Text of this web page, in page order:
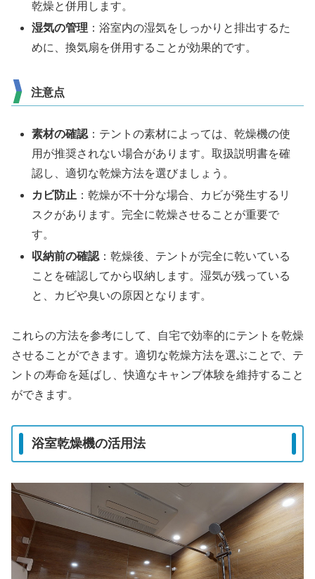
乾燥と併用します。
湿気の管理 ：浴室内の湿気をしっかりと排出するた
めに、換気扇を併用することが効果的です。
注意点
素材の確認 ：テントの素材によっては、乾燥機の使
用が推奨されない場合があります。取扱説明書を確
認し、適切な乾燥方法を選びましょう。
カビ防止 ：乾燥が不十分な場合、カビが発生するリ
スクがあります。完全に乾燥させることが重要で
す。
収納前の確認 ：乾燥後、テントが完全に乾いている
ことを確認してから収納します。湿気が残っている
と、カビや臭いの原因となります。
これらの方法を参考にして、自宅で効率的にテントを乾燥
させることができます。適切な乾燥方法を選ぶことで、テ
ントの寿命を延ばし、快適なキャンプ体験を維持すること
ができます。
浴室乾燥機の活用法